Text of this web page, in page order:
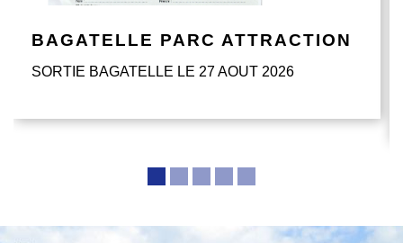
BAGATELLE PARC ATTRACTION
SORTIE BAGATELLE LE 27 AOUT 2026